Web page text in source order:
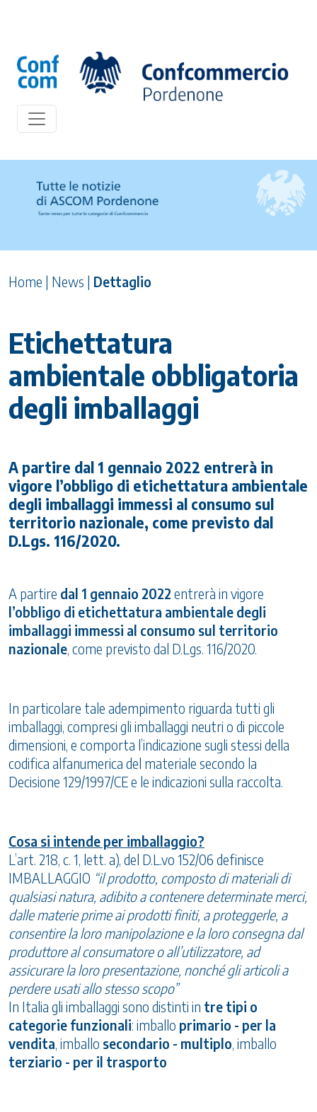
Home | News | Dettaglio
Etichettatura
ambientale obbligatoria
degli imballaggi
A partire dal 1 gennaio 2022 entrerà in
vigore l’obbligo di etichettatura ambientale
degli imballaggi immessi al consumo sul
territorio nazionale, come previsto dal
D.Lgs. 116/2020.
A partire dal 1 gennaio 2022 entrerà in vigore
l’obbligo di etichettatura ambientale degli
imballaggi immessi al consumo sul territorio
nazionale, come previsto dal D.Lgs. 116/2020.
In particolare tale adempimento riguarda tutti gli
imballaggi, compresi gli imballaggi neutri o di piccole
dimensioni, e comporta l’indicazione sugli stessi della
codifica alfanumerica del materiale secondo la
Decisione 129/1997/CE e le indicazioni sulla raccolta.
Cosa si intende per imballaggio?
L’art. 218, c. 1, lett. a), del D.L.vo 152/06 definisce
IMBALLAGGIO “il prodotto, composto di materiali di
qualsiasi natura, adibito a contenere determinate merci,
dalle materie prime ai prodotti finiti, a proteggerle, a
consentire la loro manipolazione e la loro consegna dal
produttore al consumatore o all’utilizzatore, ad
assicurare la loro presentazione, nonché gli articoli a
perdere usati allo stesso scopo”
In Italia gli imballaggi sono distinti in tre tipi o
categorie funzionali: imballo primario - per la
vendita, imballo secondario - multiplo, imballo
terziario - per il trasporto